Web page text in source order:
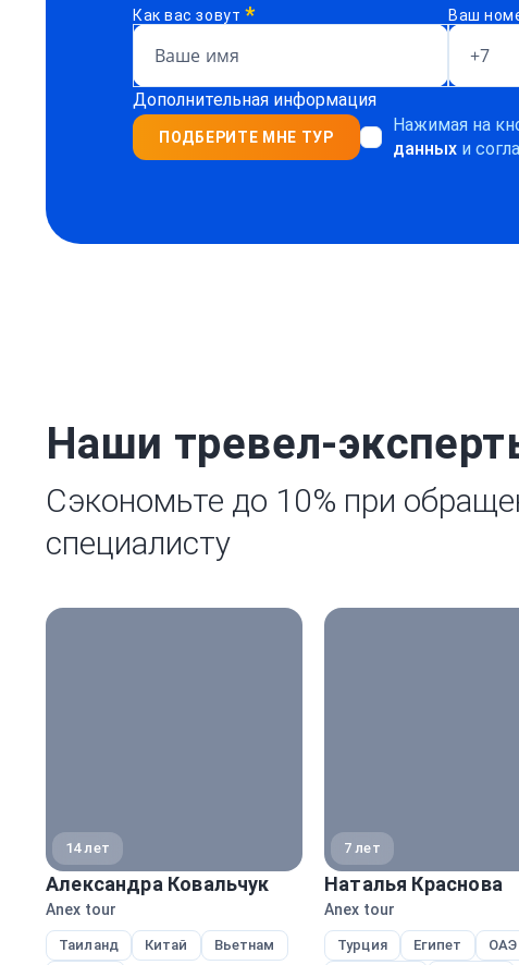
Как вас зовут * Ваш
Дополнительная информация
ПОДБЕРИТЕ МНЕ ТУР
Нажимая на
данныхи
Наши тревел-
Сэкономьте до 10% при
специалисту
14 лет
Александра Ковальчук
Anex tour
Таиланд Китай
Вьетнам
7 лет
Наталья Краснова
Anex tour
Турция Египет
ОАЭ